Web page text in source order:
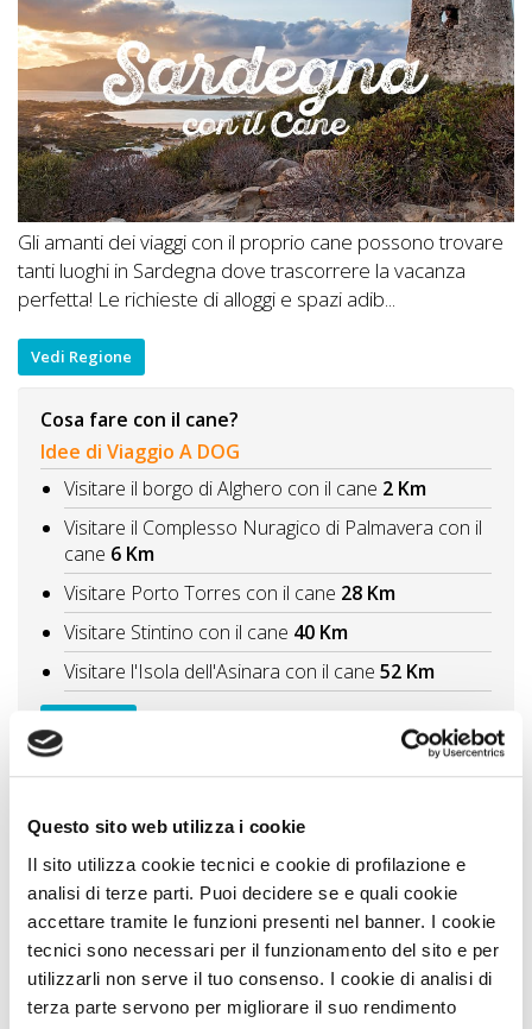
Questo sito web utilizza i cookie
Il sito utilizza cookie tecnici e cookie di profilazione e
analisi di terze parti. Puoi decidere se e quali cookie
accettare tramite le funzioni presenti nel banner. I cookie
tecnici sono necessari per il funzionamento del sito e per
utilizzarli non serve il tuo consenso. I cookie di analisi di
terza parte servono per migliorare il suo rendimento
Gli amanti dei viaggi con il proprio cane possono trovare
tanti luoghi in Sardegna dove trascorrere la vacanza
perfetta! Le richieste di alloggi e spazi adib...
Vedi Regione
Cosa fare con il cane?
Idee di Viaggio A DOG
Visitare il borgo di Alghero con il cane 2 Km
Visitare il Complesso Nuragico di Palmavera con il
cane 6 Km
Visitare Porto Torres con il cane 28 Km
Visitare Stintino con il cane 40 Km
Visitare l'Isola dell'Asinara con il cane 52 Km
viaggio in auto con il cane tra il Nord e il Sud della
regione55 Km
6 località di mare da non perdere in Sardegna un
viaggio da nord a sud con il cane66 Km
Vedi tutti